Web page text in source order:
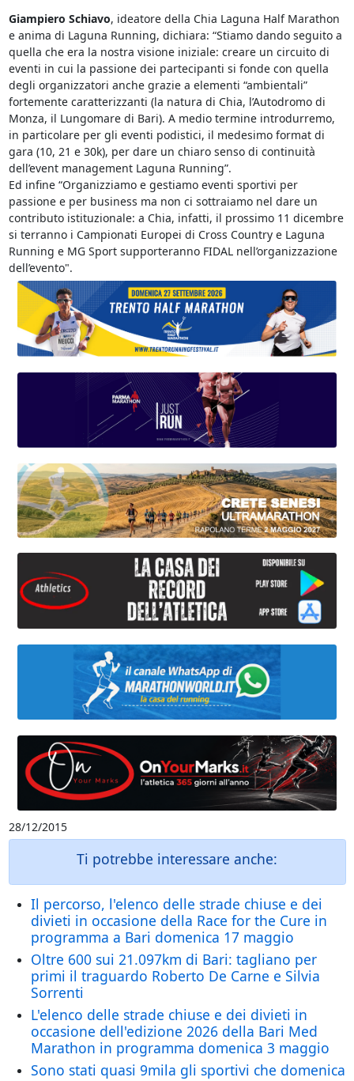
Giampiero Schiavo, ideatore della Chia Laguna Half Marathon
e anima di Laguna Running, dichiara: “Stiamo dando seguito a
quella che era la nostra visione iniziale: creare un circuito di
eventi in cui la passione dei partecipanti si fonde con quella
degli organizzatori anche grazie a elementi “ambientali”
fortemente caratterizzanti (la natura di Chia, l’Autodromo di
Monza, il Lungomare di Bari). A medio termine introdurremo,
in particolare per gli eventi podistici, il medesimo format di
gara (10, 21 e 30k), per dare un chiaro senso di continuità
dell’event management Laguna Running”.
Ed infine “Organizziamo e gestiamo eventi sportivi per
passione e per business ma non ci sottraiamo nel dare un
contributo istituzionale: a Chia, infatti, il prossimo 11 dicembre
si terranno i Campionati Europei di Cross Country e Laguna
Running e MG Sport supporteranno FIDAL nell’organizzazione
dell’evento".
28/12/2015
Ti potrebbe interessare anche:
Il percorso, l'elenco delle strade chiuse e dei
divieti in occasione della Race for the Cure in
programma a Bari domenica 17 maggio
Oltre 600 sui 21.097km di Bari: tagliano per
primi il traguardo Roberto De Carne e Silvia
Sorrenti
L'elenco delle strade chiuse e dei divieti in
occasione dell'edizione 2026 della Bari Med
Marathon in programma domenica 3 maggio
Sono stati quasi 9mila gli sportivi che domenica